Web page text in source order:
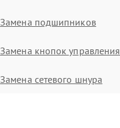
Замена подшипников
Замена кнопок управления
Замена сетевого шнура